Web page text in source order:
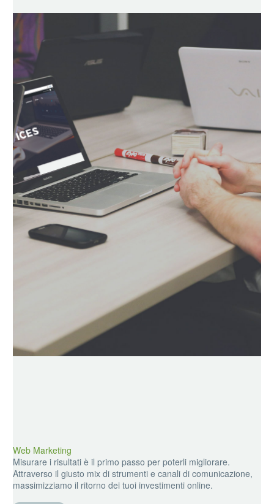
Web Marketing
Misurare i risultati è il primo passo per poterli migliorare.
Attraverso il giusto mix di strumenti e canali di comunicazione,
massimizziamo il ritorno dei tuoi investimenti online.